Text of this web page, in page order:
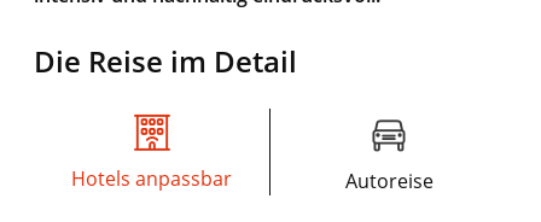
Die Reise im Detail
Hotels anpassbar Autoreise